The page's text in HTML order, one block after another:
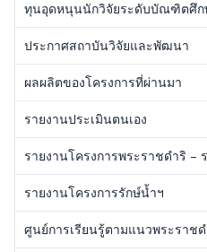
ทุนอุดหนุนนักวิจัยระดับบัณฑิตศึ
ประกาศสถาบันวิจัยและพัฒนา
ผลผลิตของโครงการที่ผ่านมา
รายงานประเมินตนเอง
รายงานโครงการพระราชดำริ –
รายงานโครงการรักษ์น้ำฯ
ศูนย์การเรียนรู้ตามแนวพระราช